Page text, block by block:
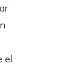
el